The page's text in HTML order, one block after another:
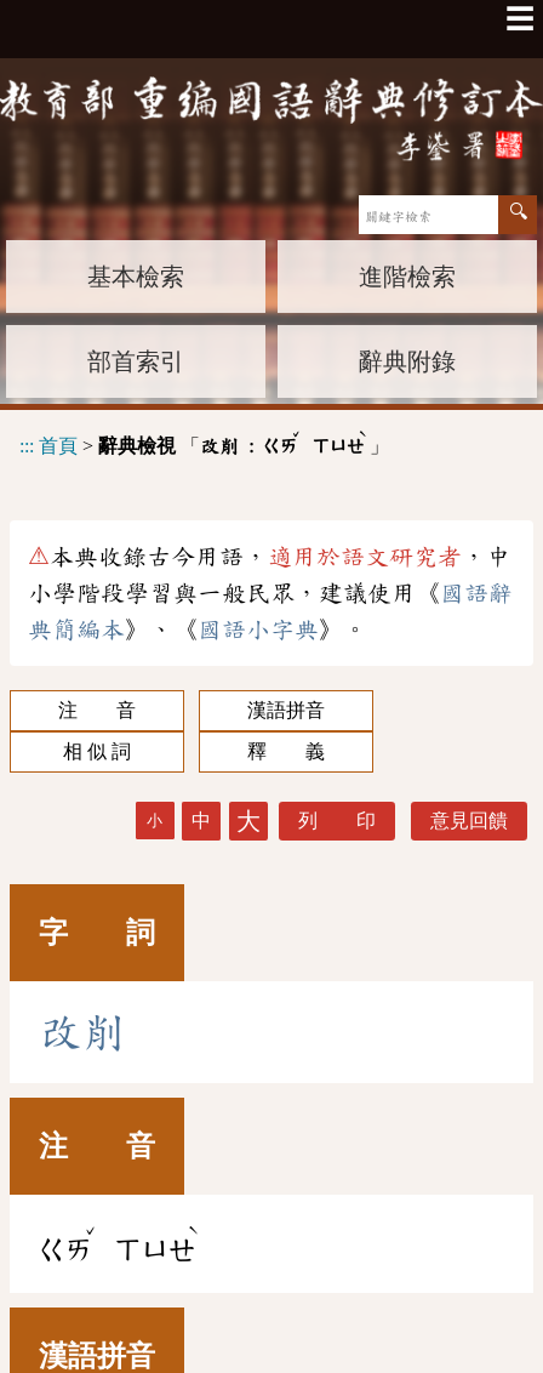
☰
基本檢索 進階檢索
部首索引 辭典附錄
::: 首頁 > 辭典檢視「 改削 : ㄍㄞ
ˇ
ㄒㄩㄝ
ˋ
」
⚠本典收錄古今用語， 適用於語文研究者 ，中
小學階段學習與一般民眾，建議使用《 國語辭
典簡編本》、《 國語小字典》。
注 音
漢語拼音
相 似 詞
釋 義
小 中 大 列 印 意見回饋
字 詞
改 削
注 音
ㄍㄞ
ˇ
ㄒㄩㄝ
ˋ
漢語拼音